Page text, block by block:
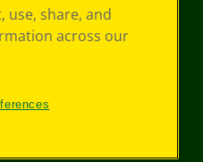
use, share, and
across our